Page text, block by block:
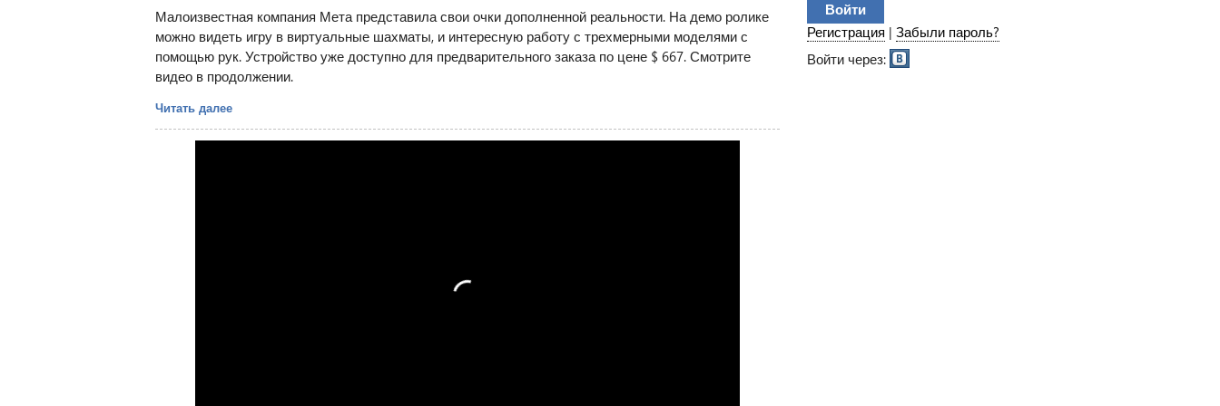
Малоизвестная компания Мета представила свои очки дополненной реальности. На демо ролике
можно видеть игру в виртуальные шахматы, и интересную работу с трехмерными моделями с
помощью рук. Устройство уже доступно для предварительного заказа по цене $ 667. Смотрите
видео в продолжении.
Читать далее
Регистрация | Забыли пароль?
Войти через: